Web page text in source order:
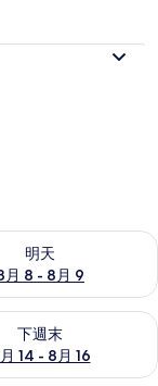
明天
月 8 - 8月 9
月 8 - 8月 9) 的供
下週末
14 - 8月 16
(8月 14 - 8月 16)